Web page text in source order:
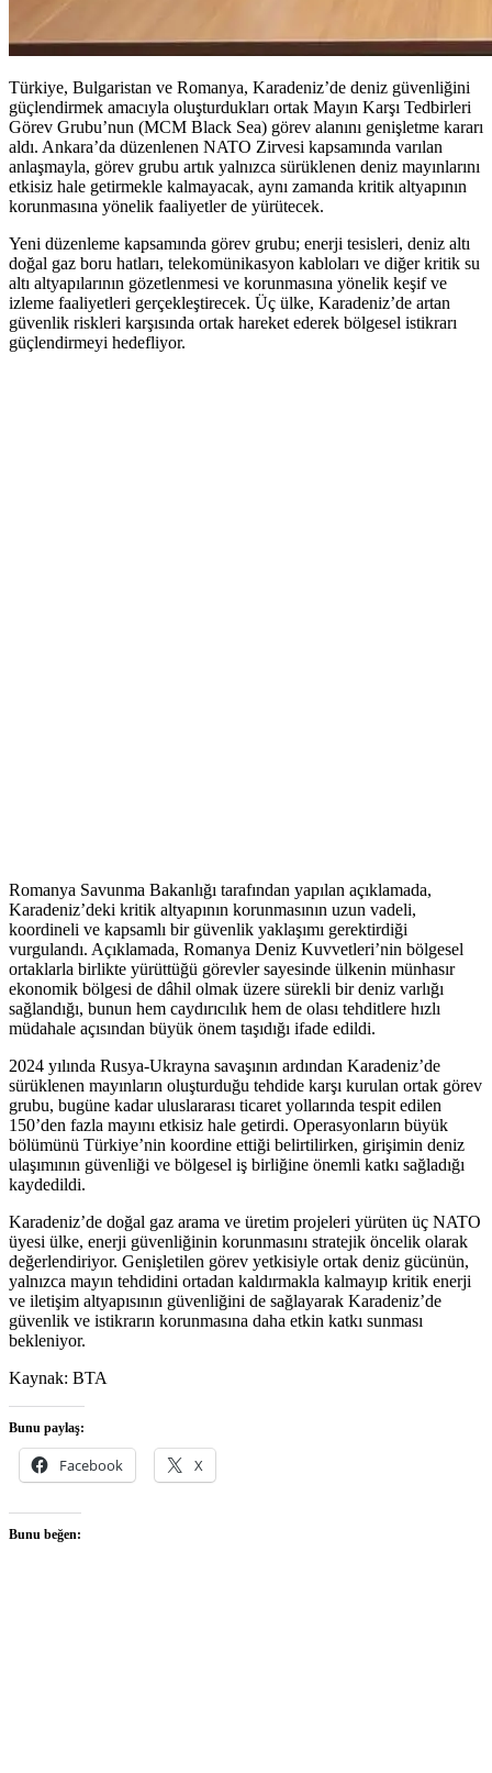
Türkiye, Bulgaristan ve Romanya, Karadeniz’de deniz güvenliğini
güçlendirmek amacıyla oluşturdukları ortak Mayın Karşı Tedbirleri
Görev Grubu’nun (MCM Black Sea) görev alanını genişletme kararı
aldı. Ankara’da düzenlenen NATO Zirvesi kapsamında varılan
anlaşmayla, görev grubu artık yalnızca sürüklenen deniz mayınlarını
etkisiz hale getirmekle kalmayacak, aynı zamanda kritik altyapının
korunmasına yönelik faaliyetler de yürütecek.
Yeni düzenleme kapsamında görev grubu; enerji tesisleri, deniz altı
doğal gaz boru hatları, telekomünikasyon kabloları ve diğer kritik su
altı altyapılarının gözetlenmesi ve korunmasına yönelik keşif ve
izleme faaliyetleri gerçekleştirecek. Üç ülke, Karadeniz’de artan
güvenlik riskleri karşısında ortak hareket ederek bölgesel istikrarı
güçlendirmeyi hedefliyor.
Romanya Savunma Bakanlığı tarafından yapılan açıklamada,
Karadeniz’deki kritik altyapının korunmasının uzun vadeli,
koordineli ve kapsamlı bir güvenlik yaklaşımı gerektirdiği
vurgulandı. Açıklamada, Romanya Deniz Kuvvetleri’nin bölgesel
ortaklarla birlikte yürüttüğü görevler sayesinde ülkenin münhasır
ekonomik bölgesi de dâhil olmak üzere sürekli bir deniz varlığı
sağlandığı, bunun hem caydırıcılık hem de olası tehditlere hızlı
müdahale açısından büyük önem taşıdığı ifade edildi.
2024 yılında Rusya-Ukrayna savaşının ardından Karadeniz’de
sürüklenen mayınların oluşturduğu tehdide karşı kurulan ortak görev
grubu, bugüne kadar uluslararası ticaret yollarında tespit edilen
150’den fazla mayını etkisiz hale getirdi. Operasyonların büyük
bölümünü Türkiye’nin koordine ettiği belirtilirken, girişimin deniz
ulaşımının güvenliği ve bölgesel iş birliğine önemli katkı sağladığı
kaydedildi.
Karadeniz’de doğal gaz arama ve üretim projeleri yürüten üç NATO
üyesi ülke, enerji güvenliğinin korunmasını stratejik öncelik olarak
değerlendiriyor. Genişletilen görev yetkisiyle ortak deniz gücünün,
yalnızca mayın tehdidini ortadan kaldırmakla kalmayıp kritik enerji
ve iletişim altyapısının güvenliğini de sağlayarak Karadeniz’de
güvenlik ve istikrarın korunmasına daha etkin katkı sunması
bekleniyor.
Kaynak: BTA
Bunu paylaş:
Facebook X
Bunu beğen: